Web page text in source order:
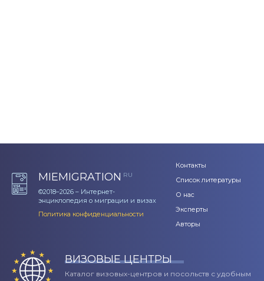
MIEMIGRATION RU
©2018–2026 – Интернет-
энциклопедия о миграции и визах
Политика конфиденциальности
Контакты
Список литературы
О нас
Эксперты
Авторы
ВИЗОВЫЕ ЦЕНТРЫ
Каталог визовых-центров и посольств с удобным